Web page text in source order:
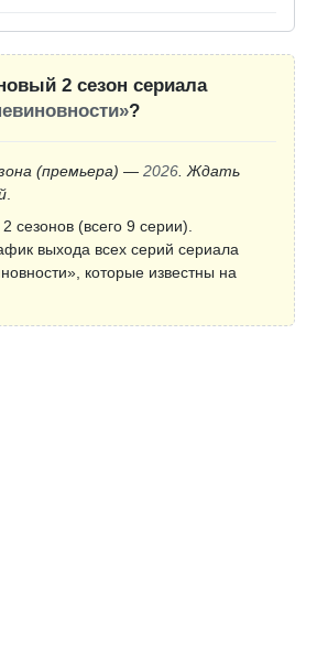
2 сезон сериала
?
(премьера) — 2026. Ждать
.
сезонов (всего 9 серии).
выхода всех серий сериала
которые известны на